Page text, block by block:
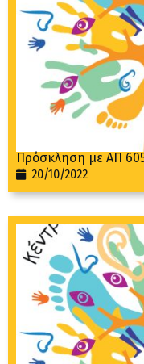
Πρόσκληση με ΑΠ
20/10/2022